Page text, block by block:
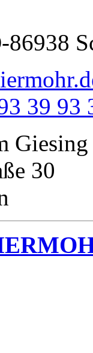
39 93
Giesing
30